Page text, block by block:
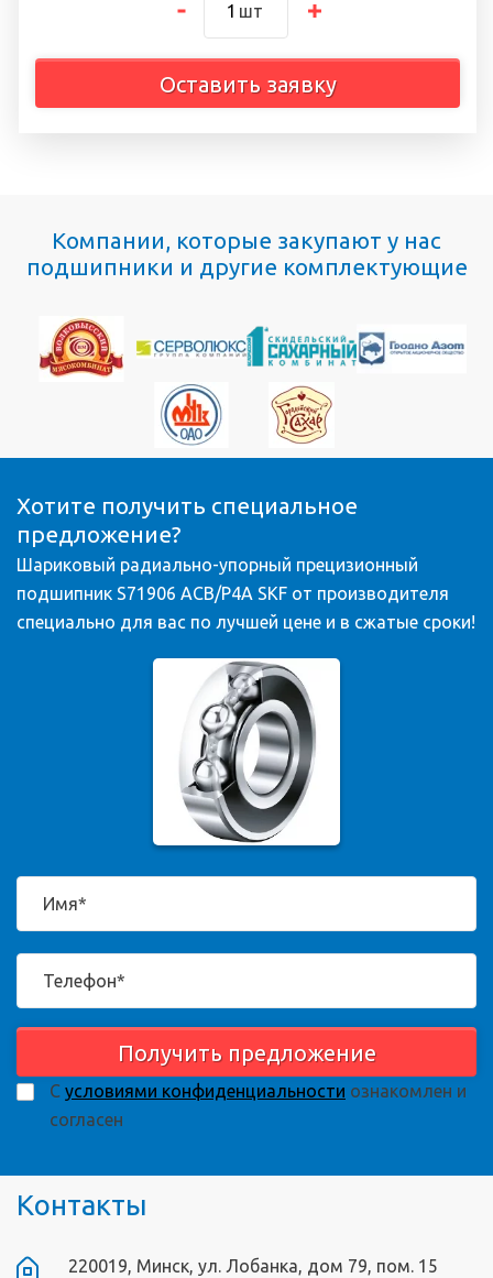
шт
Оставить заявку
Компании, которые закупают у нас
подшипники и другие комплектующие
Хотите получить специальное
предложение?
Шариковый радиально-упорный прецизионный
подшипник S71906 ACB/P4A SKF от производителя
специально для вас по лучшей цене и в сжатые сроки!
Получить предложение
С условиями конфиденциальности ознакомлен и
согласен
Контакты
220019, Минск, ул. Лобанка, дом 79, пом. 15